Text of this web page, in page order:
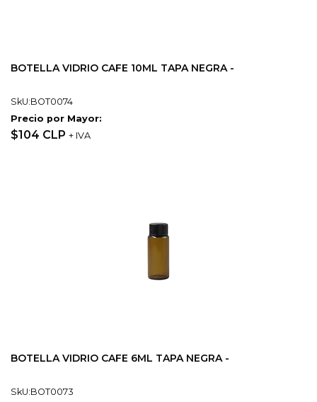
BOTELLA VIDRIO CAFE 10ML TAPA NEGRA -
SkU:BOT0074
Precio por Mayor:
$104 CLP + IVA
BOTELLA VIDRIO CAFE 6ML TAPA NEGRA -
SkU:BOT0073